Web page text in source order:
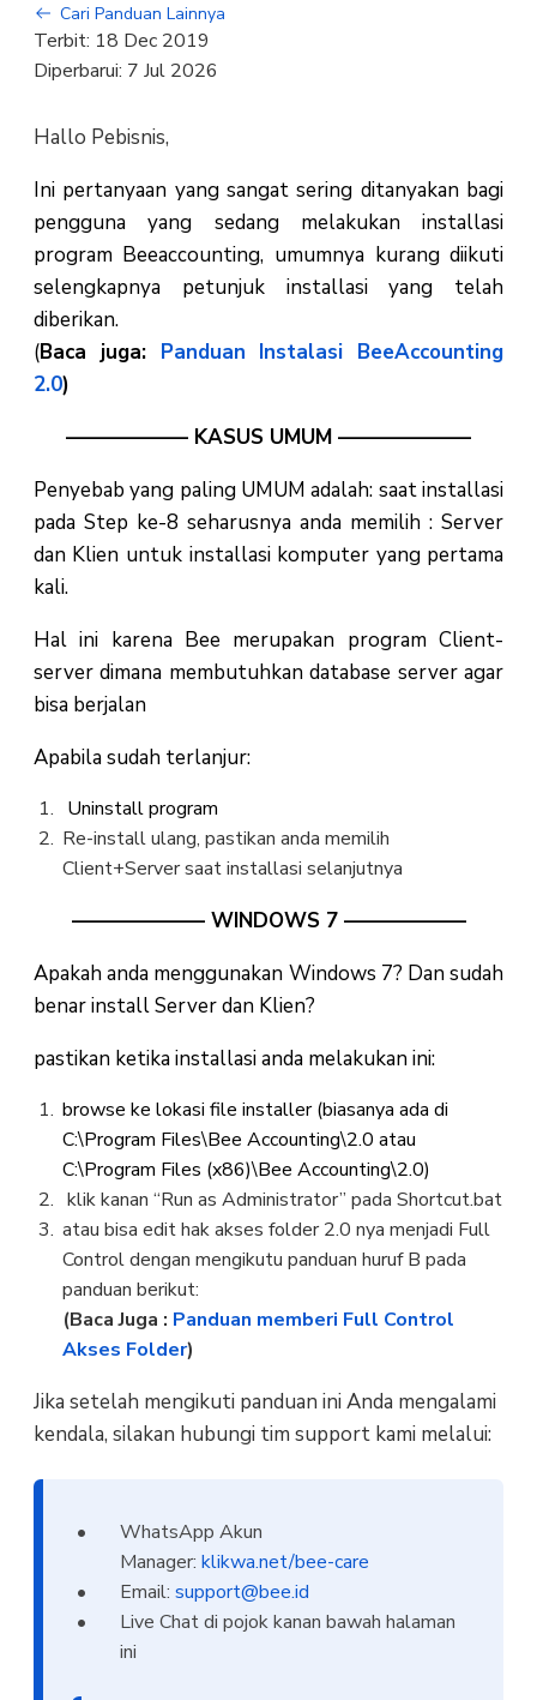
Cari Panduan Lainnya
Terbit: 18 Dec 2019
Diperbarui: 7 Jul 2026
Hallo Pebisnis,
Ini pertanyaan yang sangat sering ditanyakan bagi
pengguna yang sedang melakukan installasi
program Beeaccounting, umumnya kurang diikuti
selengkapnya petunjuk installasi yang telah
diberikan.
(Baca juga: Panduan Instalasi BeeAccounting
2.0)
—————— KASUS UMUM ——————–
Penyebab yang paling UMUM adalah: saat installasi
pada Step ke-8 seharusnya anda memilih : Server
dan Klien untuk installasi komputer yang pertama
kali.
Hal ini karena Bee merupakan program Client-
server dimana membutuhkan database server agar
bisa berjalan
Apabila sudah terlanjur:
Uninstall program
Re-install ulang, pastikan anda memilih
Client+Server saat installasi selanjutnya
——————– WINDOWS 7 ——————
Apakah anda menggunakan Windows 7? Dan sudah
benar install Server dan Klien?
pastikan ketika installasi anda melakukan ini:
browse ke lokasi file installer (biasanya ada di
C:\Program Files\Bee Accounting\2.0 atau
C:\Program Files (x86)\Bee Accounting\2.0)
klik kanan “Run as Administrator” pada Shortcut.bat
atau bisa edit hak akses folder 2.0 nya menjadi Full
Control dengan mengikutu panduan huruf B pada
panduan berikut:
(Baca Juga : Panduan memberi Full Control
Akses Folder)
Jika setelah mengikuti panduan ini Anda mengalami
kendala, silakan hubungi tim support kami melalui:
WhatsApp Akun
Manager: klikwa.net/bee-care
Email: support@bee.id
Live Chat di pojok kanan bawah halaman
ini